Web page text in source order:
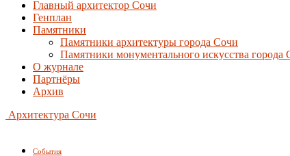
Главный архитектор Сочи
Генплан
Памятники
Памятники архитектуры города Сочи
Памятники монументального искусства города
О журнале
Партнёры
Архив
Архитектура Сочи
События